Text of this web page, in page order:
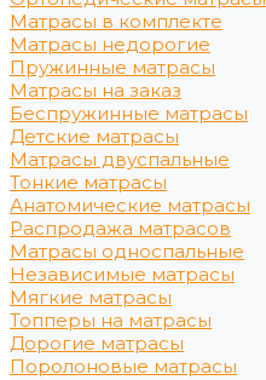
Матрасы в комплекте
Матрасы недорогие
Пружинные матрасы
Матрасы на заказ
Беспружинные матрасы
Детские матрасы
Матрасы двуспальные
Тонкие матрасы
Анатомические матрасы
Распродажа матрасов
Матрасы односпальные
Независимые матрасы
Мягкие матрасы
Топперы на матрасы
Дорогие матрасы
Поролоновые матрасы